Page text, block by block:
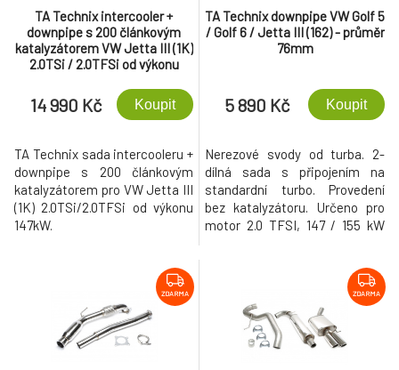
TA Technix intercooler +
downpipe s 200 článkovým
katalyzátorem VW Jetta III (1K)
2.0TSi / 2.0TFSi od výkonu
14 990 Kč Koupit
TA Technix sada intercooleru +
downpipe s 200 článkovým
katalyzátorem pro VW Jetta III
(1K) 2.0TSi/2.0TFSi od výkonu
147kW.
TA Technix downpipe VW Golf 5
/ Golf 6 / Jetta III (162) - průměr
76mm
5 890 Kč Koupit
Nerezové svody od turba. 2-
dílná sada s připojením na
standardní turbo. Provedení
bez katalyzátoru. Určeno pro
motor 2.0 TFSI, 147 / 155 kW
použít na vozy s pohonem
ZDARMA ZDARMA